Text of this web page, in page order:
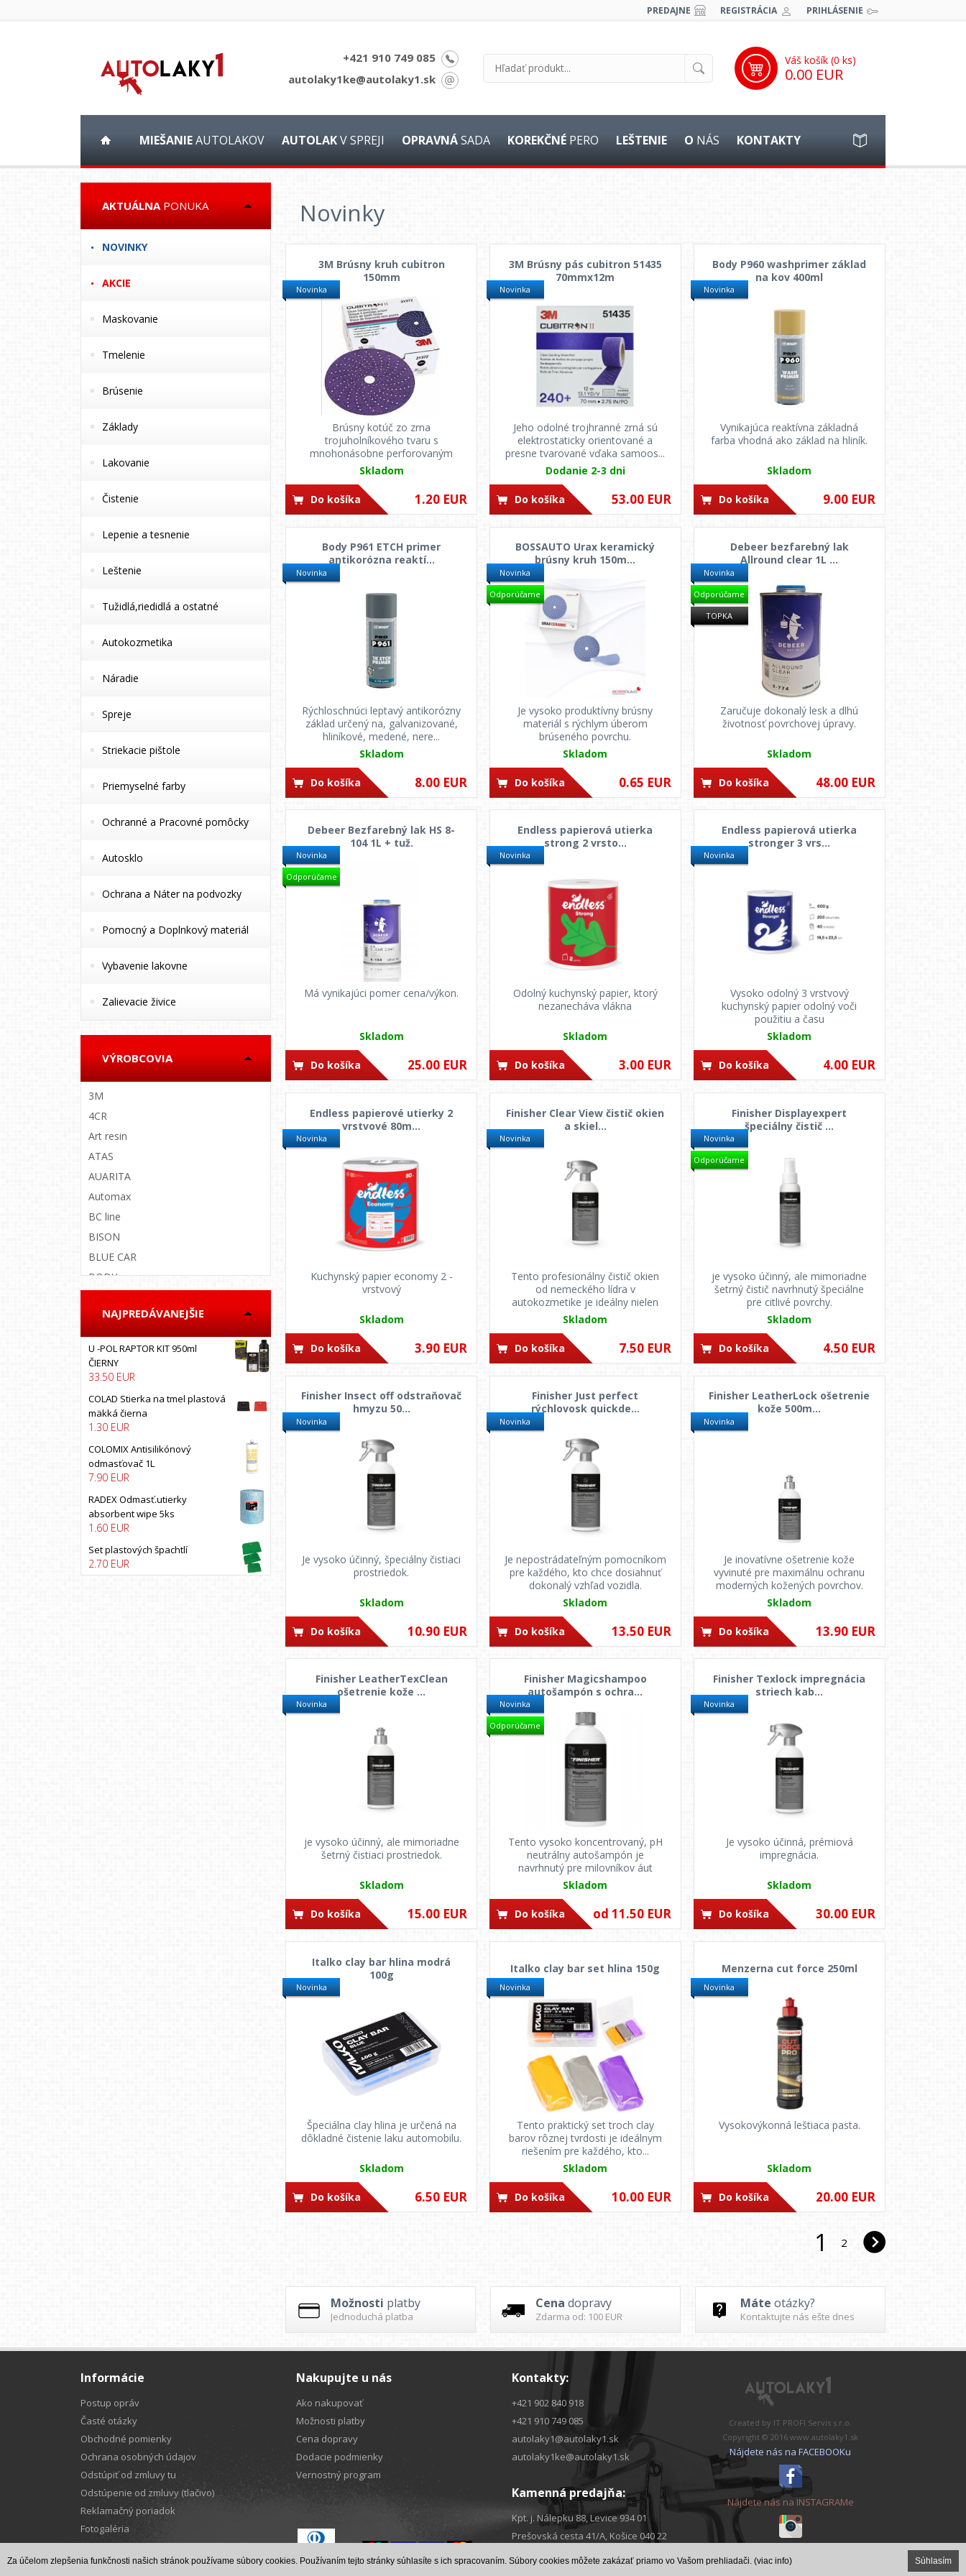
PREDAJNE REGISTRÁCIA PRIHLÁSENIE
+421 910 749 085
autolaky1ke@autolaky1.sk
Váš košík (0 ks)
0.00 EUR
MIEŠANIEAUTOLAKOV AUTOLAKV SPREJI OPRAVNÁSADA KOREKČNÉ PERO LEŠTENIE O NÁS KONTAKTY
AKTUÁLNAPONUKA
NOVINKY
AKCIE
Maskovanie
Tmelenie
Brúsenie
Základy
Lakovanie
Čistenie
Lepenie a tesnenie
Leštenie
Tužidlá,riedidlá a ostatné
Autokozmetika
Náradie
Spreje
Striekacie pištole
Priemyselné farby
Ochranné a Pracovné pomôcky
Autosklo
Ochrana a Náter na podvozky
Pomocný a Doplnkový materiál
Vybavenie lakovne
Zalievacie živice
VÝROBCOVIA
3M
4CR
Art resin
ATAS
AUARITA
Automax
BC line
BISON
BLUE CAR
BODY
BOSS AUTO
BRUNOX
California scents
CARFIT
COLAD
COLOMIX
COLORMATIC
Colormax
COYOTE
CXS
DECO COLOR
DINITROL
RUPES
SAMES KREMLIN
SATA
SIA
SICCO TOOLS
SMIRDEX
SONAX
SOUDAL
SPIESHECKER
SPIRO
NAJPREDÁVANEJŠIE
U -POL RAPTOR KIT 950ml
ČIERNY
33.50 EUR
COLAD Stierka na tmel plastová
mäkká čierna
1.30 EUR
COLOMIX Antisilikónový
odmasťovač 1L
7.90 EUR
RADEX Odmasť.utierky
absorbent wipe 5ks
1.60 EUR
Set plastových špachtlí
2.70 EUR
Novinky
Novinka
3M Brúsny kruh cubitron
150mm
Brúsny kotúč zo zrna
trojuholníkového tvaru s
mnohonásobne perforovaným
dizajnom je ideáln...
Skladom
1.20 EUR
Do košíka
Novinka
3M Brúsny pás cubitron 51435
70mmx12m
Jeho odolné trojhranné zrná sú
elektrostaticky orientované a
presne tvarované vďaka samoos...
Dodanie 2-3 dni
53.00 EUR
Do košíka
Novinka
Body P960 washprimer základ
na kov 400ml
Vynikajúca reaktívna základná
farba vhodná ako základ na hliník.
Skladom
9.00 EUR
Do košíka
Novinka
Body P961 ETCH primer
antikorózna reaktí...
Rýchloschnúci leptavý antikorózny
základ určený na, galvanizované,
hliníkové, medené, nere...
Skladom
8.00 EUR
Do košíka
Novinka
Odporúčame
BOSSAUTO Urax keramický
brúsny kruh 150m...
Je vysoko produktívny brúsny
materiál s rýchlym úberom
brúseného povrchu.
Skladom
0.65 EUR
Do košíka
Novinka
Odporúčame
TOPKA
Debeer bezfarebný lak
Allround clear 1L ...
Zaručuje dokonalý lesk a dlhú
životnosť povrchovej úpravy.
Skladom
48.00 EUR
Do košíka
Novinka
Odporúčame
Debeer Bezfarebný lak HS 8-
104 1L + tuž.
Má vynikajúci pomer cena/výkon.
Skladom
25.00 EUR
Do košíka
Novinka
Endless papierová utierka
strong 2 vrsto...
Odolný kuchynský papier, ktorý
nezanecháva vlákna
Skladom
3.00 EUR
Do košíka
Novinka
Endless papierová utierka
stronger 3 vrs...
Vysoko odolný 3 vrstvový
kuchynský papier odolný voči
použitiu a času
Skladom
4.00 EUR
Do košíka
Novinka
Endless papierové utierky 2
vrstvové 80m...
Kuchynský papier economy 2 -
vrstvový
Skladom
3.90 EUR
Do košíka
Novinka
Finisher Clear View čistič okien
a skiel...
Tento profesionálny čistič okien
od nemeckého lídra v
autokozmetike je ideálny nielen
pre ...
Skladom
7.50 EUR
Do košíka
Novinka
Odporúčame
Finisher Displayexpert
špeciálny čistič ...
je vysoko účinný, ale mimoriadne
šetrný čistič navrhnutý špeciálne
pre citlivé povrchy.
Skladom
4.50 EUR
Do košíka
Novinka
Finisher Insect off odstraňovač
hmyzu 50...
Je vysoko účinný, špeciálny čistiaci
prostriedok.
Skladom
10.90 EUR
Do košíka
Novinka
Finisher Just perfect
rýchlovosk quickde...
Je nepostrádateľným pomocníkom
pre každého, kto chce dosiahnuť
dokonalý vzhľad vozidla.
Skladom
13.50 EUR
Do košíka
Novinka
Finisher LeatherLock ošetrenie
kože 500m...
Je inovatívne ošetrenie kože
vyvinuté pre maximálnu ochranu
moderných kožených povrchov.
Skladom
13.90 EUR
Do košíka
Novinka
Finisher LeatherTexClean
ošetrenie kože ...
je vysoko účinný, ale mimoriadne
šetrný čistiaci prostriedok.
Skladom
15.00 EUR
Do košíka
Novinka
Odporúčame
Finisher Magicshampoo
autošampón s ochra...
Tento vysoko koncentrovaný, pH
neutrálny autošampón je
navrhnutý pre milovníkov áut
Skladom
od 11.50 EUR
Do košíka
Novinka
Finisher Texlock impregnácia
striech kab...
Je vysoko účinná, prémiová
impregnácia.
Skladom
30.00 EUR
Do košíka
Novinka
Italko clay bar hlina modrá
100g
Špeciálna clay hlina je určená na
dôkladné čistenie laku automobilu.
Skladom
6.50 EUR
Do košíka
Novinka
Italko clay bar set hlina 150g
Tento praktický set troch clay
barov rôznej tvrdosti je ideálnym
riešením pre každého, kto...
Skladom
10.00 EUR
Do košíka
Novinka
Menzerna cut force 250ml
Vysokovýkonná leštiaca pasta.
Skladom
20.00 EUR
Do košíka
1 2
Možnosti platby
Jednoduchá platba
Cena dopravy
Zdarma od: 100 EUR
Máte otázky?
Kontaktujte nás ešte dnes
Informácie
Postup opráv
Časté otázky
Obchodné pomienky
Ochrana osobných údajov
Odstúpiť od zmluvy tu
Odstúpenie od zmluvy (tlačivo)
Reklamačný poriadok
Fotogaléria
Spolupráca
Nakupujte u nás
Ako nakupovať
Možnosti platby
Cena dopravy
Dodacie podmienky
Vernostný program
Kontakty:
+421 902 840 918
+421 910 749 085
autolaky1@autolaky1.sk
autolaky1ke@autolaky1.sk
Kamenná predajňa:
Kpt. j. Nálepku 88, Levice 934 01
Prešovská cesta 41/A, Košice 040 22
Created by IT PROFI Servis s.r.o.
Copyright © 2016 www.autolaky1.sk
Nájdete nás na FACEBOOKu
Nájdete nás na INSTAGRAMe
Za účelom zlepšenia funkčnosti našich stránok používame súbory cookies. Používaním tejto stránky súhlasíte s ich spracovaním. Súbory cookies môžete zakázať priamo vo Vašom prehliadači. (viac info) Súhlasím